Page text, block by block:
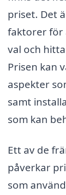
priset. Det
faktorer för
val och
Prisen kan
aspekter
samt
som kan
Ett av de
påverkar
som